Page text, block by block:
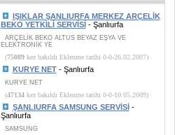
IŞIKLAR ŞANLIURFA MERKEZ ARÇELİK
BEKO YETKİLİ SERVİSİ- Şanlıurfa
ARÇELİK BEKO ALTUS BEYAZ EŞYA VE
ELEKTRONİK YE
(75089kez bakıldı Eklenme tarihi 0-0-26.02.2007)
KURYE NET- Şanlıurfa
KURYE NET
(47134kez bakıldı Eklenme tarihi 0-0-10.05.2009)
ŞANLIURFA SAMSUNG SERVİSİ-
Şanlıurfa
SAMSUNG